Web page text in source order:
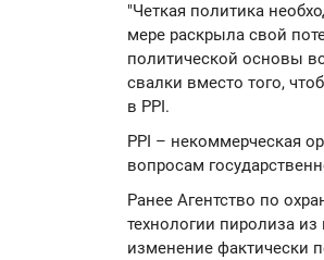
"Четкая политика
мере раскрыла свой
политической основы
свалки вместо того,
в PPI.
PPI – некоммерческая
вопросам
Ранее Агентство по
технологии пиролиза
изменение фактически